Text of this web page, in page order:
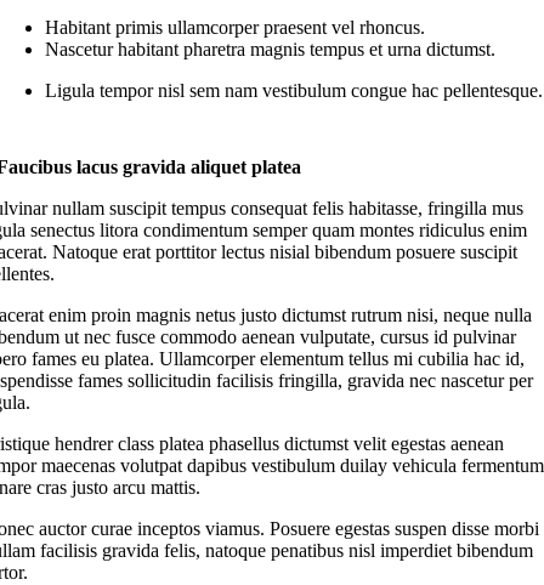
Habitant primis ullamcorper praesent vel rhoncus.
Nascetur habitant pharetra magnis tempus et urna dictumst.
Ligula tempor nisl sem nam vestibulum congue hac pellentesque.
lacus gravida aliquet platea
nullam suscipit tempus consequat felis habitasse, fringilla mus
senectus litora condimentum semper quam montes ridiculus enim
Natoque erat porttitor lectus nisial bibendum posuere suscipit
enim proin magnis netus justo dictumst rutrum nisi, neque nulla
ut nec fusce commodo aenean vulputate, cursus id pulvinar
fames eu platea. Ullamcorper elementum tellus mi cubilia hac id,
fames sollicitudin facilisis fringilla, gravida nec nascetur per
hendrer class platea phasellus dictumst velit egestas aenean
maecenas volutpat dapibus vestibulum duilay vehicula fermentum
cras justo arcu mattis.
auctor curae inceptos viamus. Posuere egestas suspen disse morbi
facilisis gravida felis, natoque penatibus nisl imperdiet bibendum